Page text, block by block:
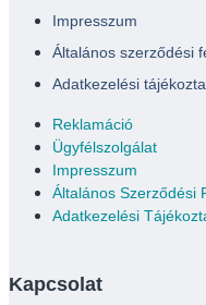
Impresszum
Általános szerződési
Adatkezelési
Reklamáció
Ügyfélszolgálat
Impresszum
Általános Szerződési
Adatkezelési
Kapcsolat